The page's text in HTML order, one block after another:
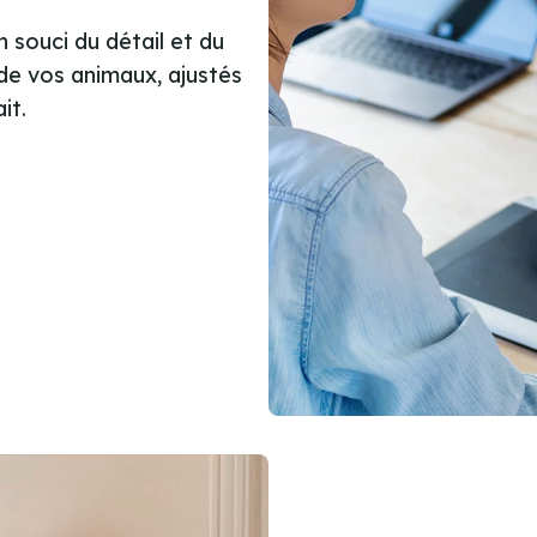
souci du détail et du
vos animaux, ajustés